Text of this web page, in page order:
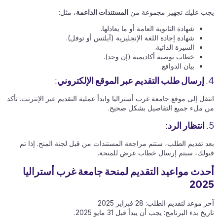
يجب عليك تجهيز مجموعة من المستندات الداعمة، مثل:
شهادة الثانوية العامة أو ما يعادلها.
شهادة إجادة اللغة الإنجليزية (آيلتس أو توفل).
السيرة الذاتية.
خطاب توصية أكاديمية (إن وجد).
بيان الدوافع.
4. إرسال طلب التقديم عبر الموقع الإلكتروني:
انتقل إلى موقع جامعة غرب أستراليا وابدأ عملية التقديم عبر الإنترنت. تأكد
من ملء جميع التفاصيل بشكل صحيح.
5. انتظار الرد:
بعد تقديم الطلب، ستتم مراجعة المستندات من قبل لجنة المنح. إذا تم
قبولك، سيتم إرسال خطاب عرض للمنحة.
أحدث مواعيد التقديم لمنحة جامعة غرب أستراليا
2025
آخر موعد لتقديم الطلب: 28 فبراير 2025
تاريخ بدء البرنامج: يجب أن يبدأ قبل 31 مايو 2025.